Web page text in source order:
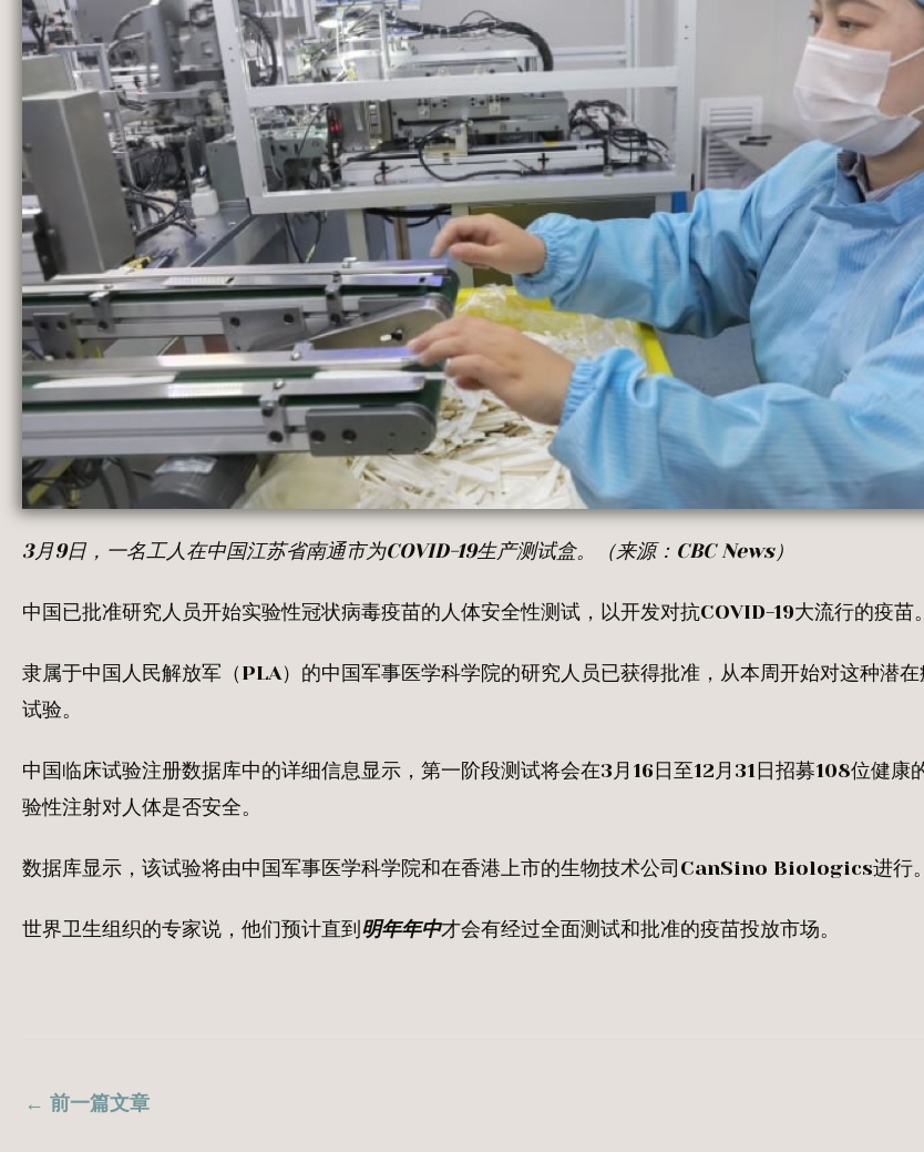
3月9日，一名工人在中国江苏省南通市为COVID-19生产测试盒。（来源： CBC News）
中国已批准研究人员开始实验性冠状病毒疫苗的人体安全性测试，以开发对抗COVID-19大流行的疫苗。
隶属于中国人民解放军（PLA）的中国军事医学科学院的研究人员已获得批准，从本周开始对这种潜
试验。
中国临床试验注册数据库中的详细信息显示，第一阶段测试将会在3月16日至12月31日招募108位健康
验性注射对人体是否安全。
数据库显示，该试验将由中国军事医学科学院和在香港上市的生物技术公司CanSino Biologics进行。
世界卫生组织的专家说，他们预计直到 明年年中才会有经过全面测试和批准的疫苗投放市场。
← 前一篇文章